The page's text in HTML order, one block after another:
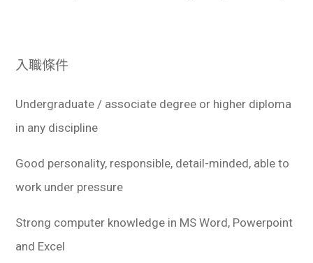
入職條件
Undergraduate / associate degree or higher diploma
in any discipline
Good personality, responsible, detail-minded, able to
work under pressure
Strong computer knowledge in MS Word, Powerpoint
and Excel